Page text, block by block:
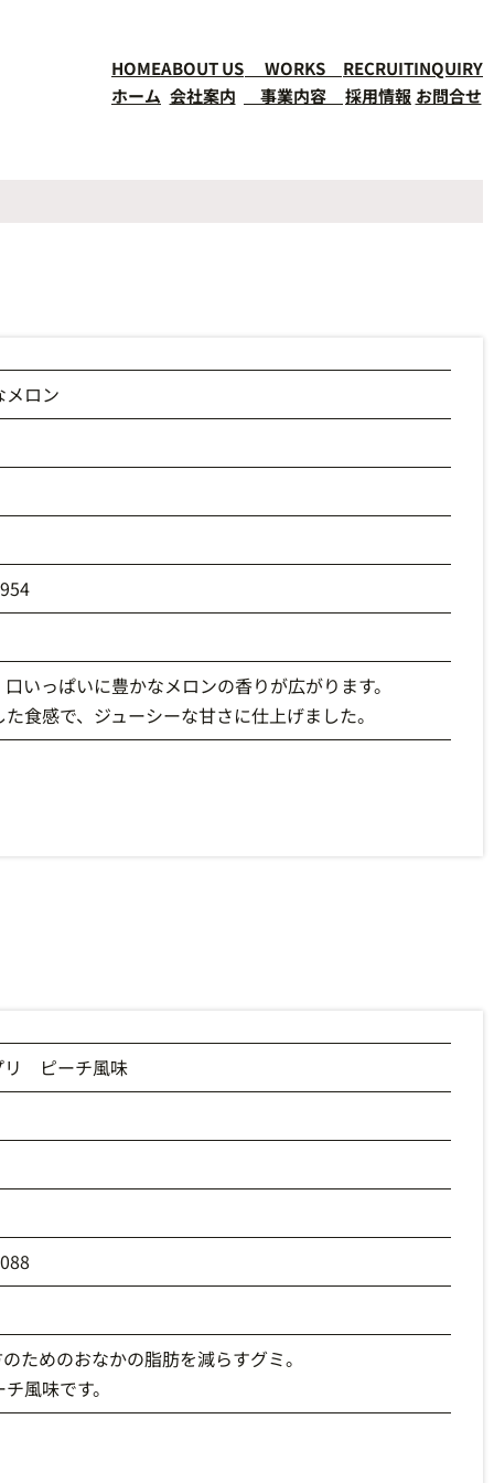
HOME
ホーム
ABOUT US
会社案内
WORKS
事業内容
RECRUIT
採用情報
INQUIRY
お問合せ
メロン
いっぱいに豊かなメロンの香りが広がります。
食感で、ジューシーな甘さに仕上げました。
リ ピーチ風味
ためのおなかの脂肪を減らすグミ。
風味です。